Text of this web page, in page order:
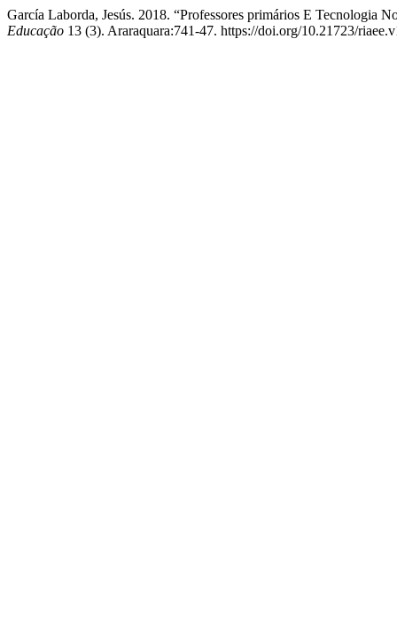
García Laborda, Jesús. 2018. “Professores primários E Tecnologia
Educação 13 (3). Araraquara:741-47. https://doi.org/10.21723/